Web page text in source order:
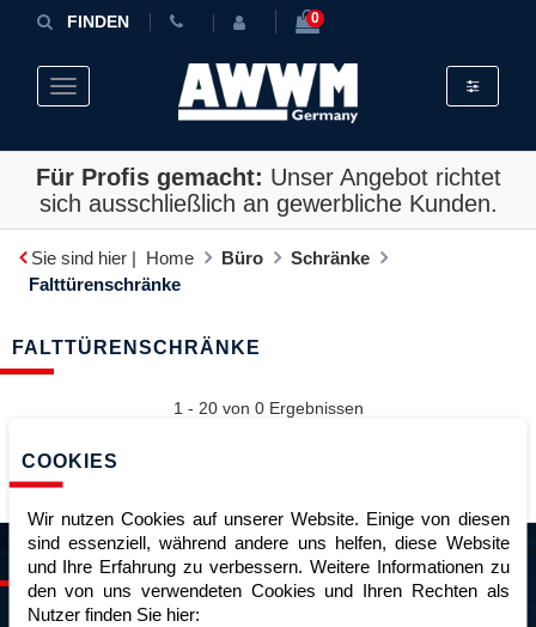
FINDEN 0
Toggle navigation Toggle
Für Profis gemacht: Unser Angebot richtet
sich ausschließlich an gewerbliche Kunden.
Sie sind hier | Home Büro
Schränke
Falttürenschränke
FALTTÜRENSCHRÄNKE
1 - 20 von 0Ergebnissen
Sortieren
SERVICE & KONTAKT
kontakt@awwm-germany.de
COOKIES
Wir nutzen Cookies auf unserer Website. Einige von diesen
sind essenziell, während andere uns helfen, diese Website
und Ihre Erfahrung zu verbessern. Weitere Informationen zu
den von uns verwendeten Cookies und Ihren Rechten als
Nutzer finden Sie hier: